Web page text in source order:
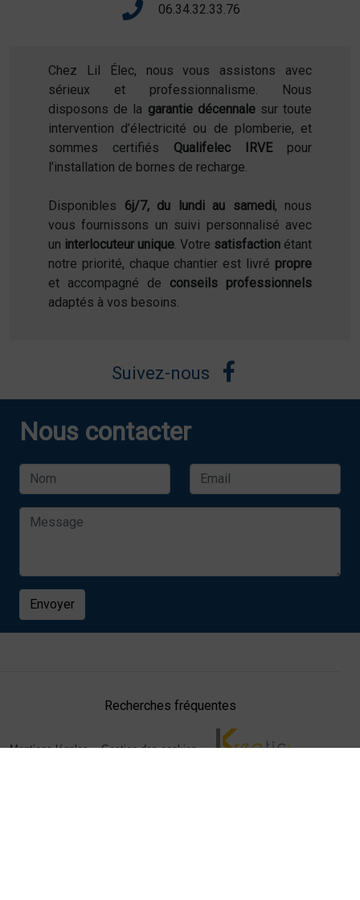
06.34.32.33.76
Chez Lil Élec, nous vous assistons avec
sérieux et professionnalisme. Nous
disposons de la garantie décennalesur toute
intervention d’électricité ou de plomberie, et
sommes certifiés Qualifelec IRVEpour
l’installation de bornes de recharge.
Disponibles 6j/7, du lundi au samedi, nous
vous fournissons un suivi personnalisé avec
un interlocuteur unique. Votre satisfaction étant
notre priorité, chaque chantier est livré propre
et accompagné de conseils professionnels
adaptés à vos besoins.
Suivez-nous
Nous contacter
Envoyer
Recherches fréquentes
Mentions légales Gestion des cookies